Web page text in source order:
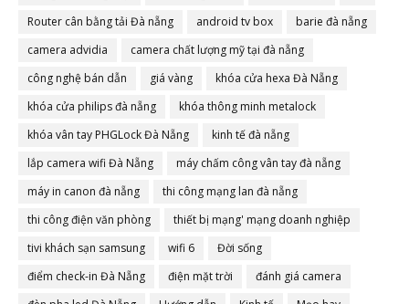
Router cân bằng tải Đà nẵng
android tv box
barie đà nẵng
camera advidia
camera chất lượng mỹ tại đà nẵng
công nghệ bán dẫn
giá vàng
khóa cửa hexa Đà Nẵng
khóa cửa philips đà nẵng
khóa thông minh metalock
khóa vân tay PHGLock Đà Nẵng
kinh tế đà nẵng
lắp camera wifi Đà Nẵng
máy chấm công vân tay đà nẵng
máy in canon đà nẵng
thi công mạng lan đà nẵng
thi công điện văn phòng
thiết bị mạng' mạng doanh nghiệp
tivi khách sạn samsung
wifi 6
Đời sống
điểm check-in Đà Nẵng
điện mặt trời
đánh giá camera